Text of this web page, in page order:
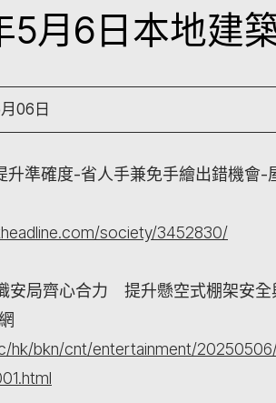
5月6日本地建
06日
升準確度-省人手兼免手繪出錯機會
society/3452830/
安局齊心合力 提升懸空式棚架安全
hk/bkn/cnt/entertainment/